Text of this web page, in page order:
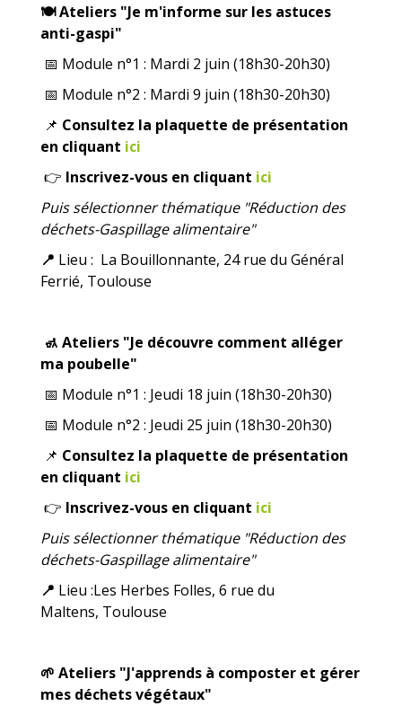
🍽Ateliers "Je m'informe sur les astuces
anti-gaspi"
📅 Module n°1 : Mardi 2 juin (18h30-20h30)
📅 Module n°2 : Mardi 9 juin (18h30-20h30)
📌 Consultez la plaquette de présentation
en cliquant ici
👉 Inscrivez-vous en cliquant ici
Puis sélectionner thématique "Réduction des
déchets-Gaspillage alimentaire"
📍 Lieu : La Bouillonnante, 24 rue du Général
Ferrié, Toulouse
🚮 Ateliers "Je découvre comment alléger
ma poubelle"
📅 Module n°1 : Jeudi 18 juin (18h30-20h30)
📅 ​​​​​​ Module n°2 : Jeudi 25 juin (18h30-20h30)
📌 Consultez la plaquette de présentation
en cliquant ici
👉 Inscrivez-vous en cliquant ici
Puis sélectionner thématique "Réduction des
déchets-Gaspillage alimentaire"
📍 Lieu :Les Herbes Folles, 6 rue du
Maltens, Toulouse
🌱 Ateliers "J'apprends à composter et gérer
mes déchets végétaux"